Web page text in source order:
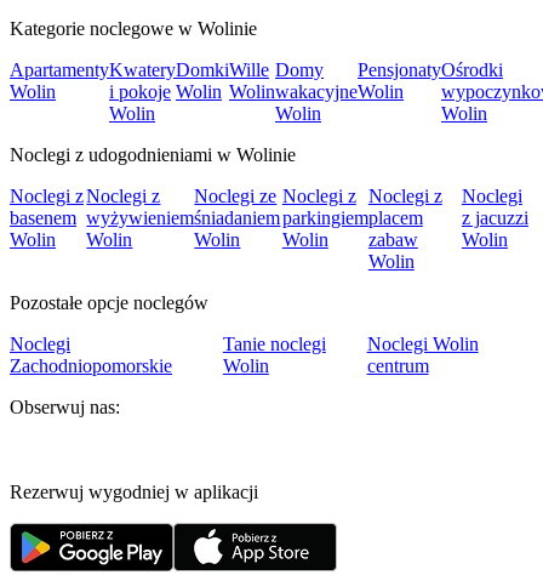
Kategorie noclegowe w Wolinie
Apartamenty
Wolin
Kwatery
i pokoje
Wolin
Domki
Wolin
Wille
Wolin
Domy
wakacyjne
Wolin
Pensjonaty
Wolin
Ośrodki
Wolin
Noclegi z udogodnieniami w Wolinie
Noclegi z
basenem
Wolin
Noclegi z
wyżywieniem
Wolin
Noclegi ze
śniadaniem
Wolin
Noclegi z
parkingiem
Wolin
Noclegi z
placem
zabaw
Wolin
Noclegi
z jacuzzi
Wolin
Pozostałe opcje noclegów
Noclegi
Zachodniopomorskie
Tanie noclegi
Wolin
Noclegi Wolin
centrum
Obserwuj nas:
Rezerwuj wygodniej w aplikacji